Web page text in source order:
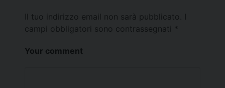
Il tuo indirizzo email non sarà pubblicato.
campi obbligatori sono contrassegnati *
Your comment